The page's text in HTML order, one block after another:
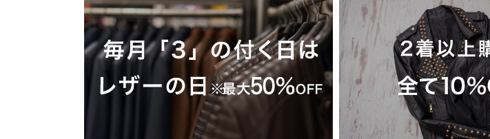
春夏専用ライダース
シングルライダース
ダブルライダース
レザーパンツ
ブルゾン / ジャンパー
ライダース
パーカー / ジャージ
Gジャン
スカジャン
SMART CASUAL ▶
テーラードジャケット
G-1 フライトジャケット
A-2 フライトジャケット
MA-1 フライトジャケット
M-65 フィールドジャケット
M-51 モッズコート
N-1 デッキジャケット
B-3 フライトジャケット
カーコート
ファラオコート
ランチコート
モッズコート
トレンチコート
スタンドカラーコート
Pコート
TOWN WEAR ▶
ライダース
ノーカラー
パーカー / フード付き
MOTORCYCLE ▶
シングルライダース
ダブルライダース
レザーパンツ
DOWN / MOUTON ▶
ダウンジャケット・コート
ムートンジャケット・コート
GOODS ▶
クッションカバー
チェアパッド
ティッシュカバー
ムートンラグ
バッグ・ポーチ
LIUGOOとは?
LIUGOOのミッション・ビジョン
皮革衣料にこだわる理由
品質・安全管理体制の構築
5つの安心サービス
永年品質保証制度
永年品質保証制度の申請
3,980円以上で送料無料
返品送料も無料！自宅で試着
お買い物ガイド
レザーケア/お手入れ方法
カスタマイズできるお店のご案内
サイズ選びサポート
再入荷案内/受注生産
24時間365日-AIチャットサポート